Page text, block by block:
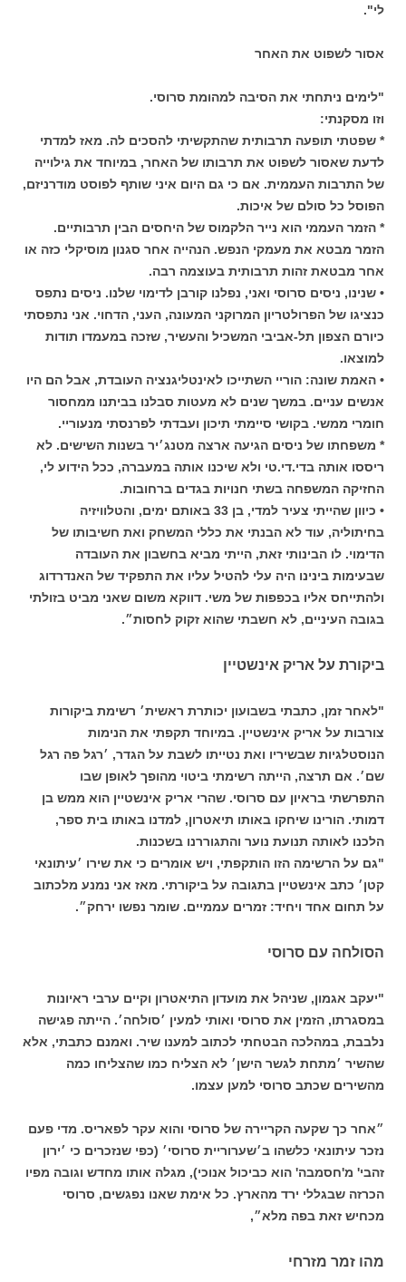
לי".
אסור לשפוט את האחר
"לימים ניתחתי את הסיבה למהומת סרוסי.
וזו מסקנתי:
* שפטתי תופעה תרבותית שהתקשיתי להסכים לה. מאז למדתי
לדעת שאסור לשפוט את תרבותו של האחר, במיוחד את גילוייה
של התרבות העממית. אם כי גם היום איני שותף לפוסט מודרניזם,
הפוסל כל סולם של איכות.
* הזמר העממי הוא נייר הלקמוס של היחסים הבין תרבותיים.
הזמר מבטא את מעמקי הנפש. הנהייה אחר סגנון מוסיקלי כזה או
אחר מבטאת זהות תרבותית בעוצמה רבה.
• שנינו, ניסים סרוסי ואני, נפלנו קורבן לדימוי שלנו. ניסים נתפס
כנציגו של הפרולטריון המרוקני המעונה, העני, הדחוי. אני נתפסתי
כיורם הצפון תל-אביבי המשכיל והעשיר, שזכה במעמדו תודות
למוצאו.
• האמת שונה: הוריי השתייכו לאינטליגנציה העובדת, אבל הם היו
אנשים עניים. במשך שנים לא מעטות סבלנו בביתנו ממחסור
חומרי ממשי. בקושי סיימתי תיכון ועבדתי לפרנסתי מנעוריי.
* משפחתו של ניסים הגיעה ארצה מטנג׳יר בשנות השישים. לא
ריססו אותה בדי.די.טי ולא שיכנו אותה במעברה, ככל הידוע לי,
החזיקה המשפחה בשתי חנויות בגדים ברחובות.
• כיוון שהייתי צעיר למדי, בן 33 באותם ימים, והטלוויזיה
בחיתוליה, עוד לא הבנתי את כללי המשחק ואת חשיבותו של
הדימוי. לו הבינותי זאת, הייתי מביא בחשבון את העובדה
שבעימות בינינו היה עלי להטיל עליו את התפקיד של האנדרדוג
ולהתייחס אליו בכפפות של משי. דווקא משום שאני מביט בזולתי
בגובה העיניים, לא חשבתי שהוא זקוק לחסות״.
ביקורת על אריק אינשטיין
"לאחר זמן, כתבתי בשבועון יכותרת ראשית׳ רשימת ביקורות
צורבות על אריק אינשטיין. במיוחד תקפתי את הנימות
הנוסטלגיות שבשיריו ואת נטייתו לשבת על הגדר, ׳רגל פה רגל
שם׳. אם תרצה, הייתה רשימתי ביטוי מהופך לאופן שבו
התפרשתי בראיון עם סרוסי. שהרי אריק אינשטיין הוא ממש בן
דמותי. הורינו שיחקו באותו תיאטרון, למדנו באותו בית ספר,
הלכנו לאותה תנועת נוער והתגוררנו בשכנות.
"גם על הרשימה הזו הותקפתי, ויש אומרים כי את שירו ׳עיתונאי
קטן׳ כתב אינשטיין בתגובה על ביקורתי. מאז אני נמנע מלכתוב
על תחום אחד ויחיד: זמרים עממיים. שומר נפשו ירחק״.
הסולחה עם סרוסי
"יעקב אגמון, שניהל את מועדון התיאטרון וקיים ערבי ראיונות
במסגרתו, הזמין את סרוסי ואותי למעין ׳סולחה׳. הייתה פגישה
נלבבת, במהלכה הבטחתי לכתוב למענו שיר. ואמנם כתבתי, אלא
שהשיר ׳מתחת לגשר הישן׳ לא הצליח כמו שהצליחו כמה
מהשירים שכתב סרוסי למען עצמו.
״אחר כך שקעה הקריירה של סרוסי והוא עקר לפאריס. מדי פעם
נזכר עיתונאי כלשהו ב׳שערוריית סרוסי׳ (כפי שנזכרים כי ׳ירון
זהבי' מ'חסמבה' הוא כביכול אנוכי), מגלה אותו מחדש וגובה מפיו
הכרזה שבגללי ירד מהארץ. כל אימת שאנו נפגשים, סרוסי
מכחיש זאת בפה מלא״,
מהו זמר מזרחי